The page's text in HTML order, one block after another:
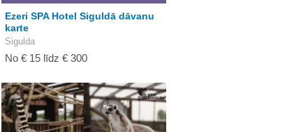
Ezeri SPA Hotel Siguldā dāvanu
karte
Sigulda
No € 15 līdz € 300